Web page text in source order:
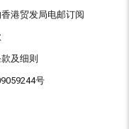
港贸发局电邮订阅
及细则
号